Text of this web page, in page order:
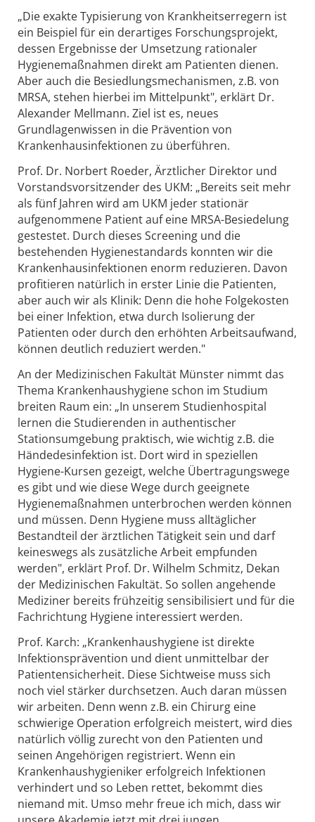
„Die exakte Typisierung von Krankheitserregern ist
ein Beispiel für ein derartiges Forschungsprojekt,
dessen Ergebnisse der Umsetzung rationaler
Hygienemaßnahmen direkt am Patienten dienen.
Aber auch die Besiedlungsmechanismen, z.B. von
MRSA, stehen hierbei im Mittelpunkt", erklärt Dr.
Alexander Mellmann. Ziel ist es, neues
Grundlagenwissen in die Prävention von
Krankenhausinfektionen zu überführen.
Prof. Dr. Norbert Roeder, Ärztlicher Direktor und
Vorstandsvorsitzender des UKM: „Bereits seit mehr
als fünf Jahren wird am UKM jeder stationär
aufgenommene Patient auf eine MRSA-Besiedelung
gestestet. Durch dieses Screening und die
bestehenden Hygienestandards konnten wir die
Krankenhausinfektionen enorm reduzieren. Davon
profitieren natürlich in erster Linie die Patienten,
aber auch wir als Klinik: Denn die hohe Folgekosten
bei einer Infektion, etwa durch Isolierung der
Patienten oder durch den erhöhten Arbeitsaufwand,
können deutlich reduziert werden."
An der Medizinischen Fakultät Münster nimmt das
Thema Krankenhaushygiene schon im Studium
breiten Raum ein: „In unserem Studienhospital
lernen die Studierenden in authentischer
Stationsumgebung praktisch, wie wichtig z.B. die
Händedesinfektion ist. Dort wird in speziellen
Hygiene-Kursen gezeigt, welche Übertragungswege
es gibt und wie diese Wege durch geeignete
Hygienemaßnahmen unterbrochen werden können
und müssen. Denn Hygiene muss alltäglicher
Bestandteil der ärztlichen Tätigkeit sein und darf
keineswegs als zusätzliche Arbeit empfunden
werden", erklärt Prof. Dr. Wilhelm Schmitz, Dekan
der Medizinischen Fakultät. So sollen angehende
Mediziner bereits frühzeitig sensibilisiert und für die
Fachrichtung Hygiene interessiert werden.
Prof. Karch: „Krankenhaushygiene ist direkte
Infektionsprävention und dient unmittelbar der
Patientensicherheit. Diese Sichtweise muss sich
noch viel stärker durchsetzen. Auch daran müssen
wir arbeiten. Denn wenn z.B. ein Chirurg eine
schwierige Operation erfolgreich meistert, wird dies
natürlich völlig zurecht von den Patienten und
seinen Angehörigen registriert. Wenn ein
Krankenhaushygieniker erfolgreich Infektionen
verhindert und so Leben rettet, bekommt dies
niemand mit. Umso mehr freue ich mich, dass wir